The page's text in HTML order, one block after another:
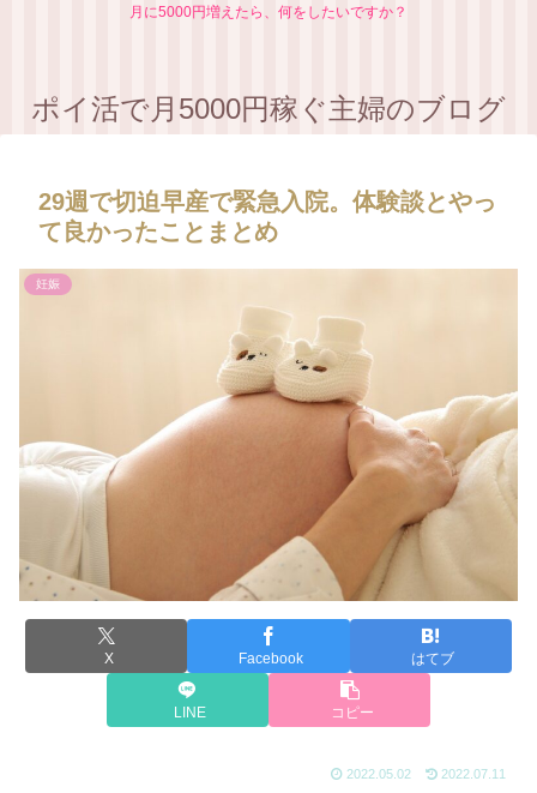
月に5000円増えたら、何をしたいですか？
ポイ活で月5000円稼ぐ主婦のブログ
29週で切迫早産で緊急入院。体験談とやっ
て良かったことまとめ
妊娠
X Facebook はてブ
LINE コピー
2022.05.02 2022.07.11